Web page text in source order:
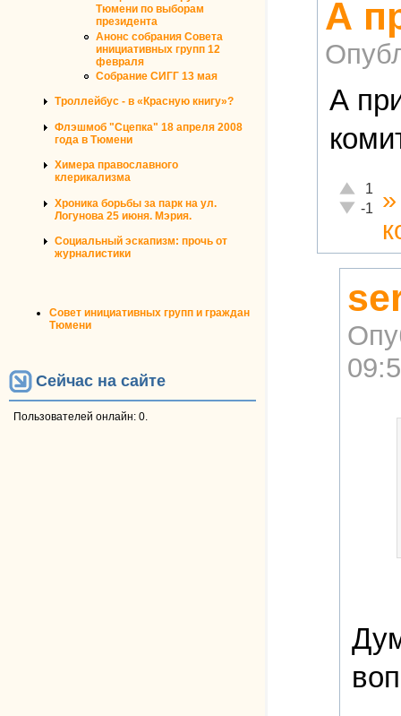
Тюмени по выборам
президента
Анонс собрания Совета
инициативных групп 12
февраля
Собрание СИГГ 13 мая
Троллейбус - в «Красную книгу»?
Флэшмоб "Сцепка" 18 апреля 2008
года в Тюмени
Химера православного
клерикализма
Хроника борьбы за парк на ул.
Логунова 25 июня. Мэрия.
Социальный эскапизм: прочь от
журналистики
Совет инициативных групп и граждан
Тюмени
Сейчас на сайте
Пользователей онлайн: 0.
А
А
Отлично!
1
-1